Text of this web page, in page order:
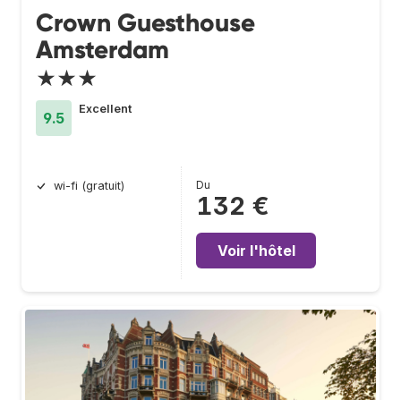
Crown Guesthouse
Amsterdam
★★★
9.5
Excellent
wi-fi (gratuit) Du
132 €
Voir l'hôtel